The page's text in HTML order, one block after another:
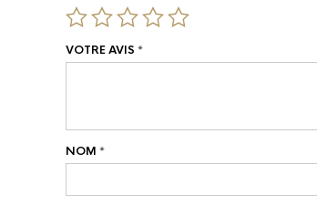
VOTRE AVIS *
NOM *